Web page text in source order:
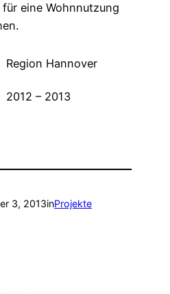
eine Wohnnutzung
Region Hannover
2012 – 2013
3, 2013inProjekte